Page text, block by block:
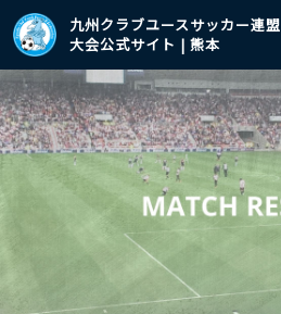
九州クラブユースサッカー連盟
大会公式サイト | 熊本